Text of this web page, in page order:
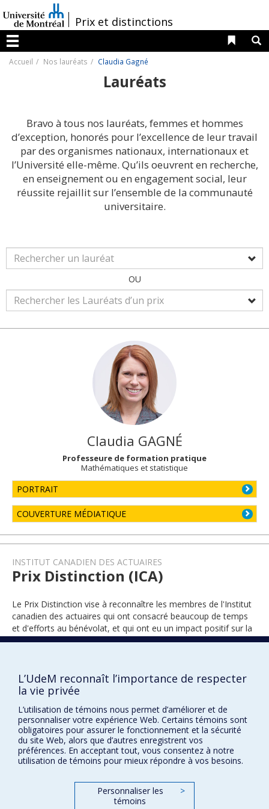
au
contenu
/Prix et distinctions
Menu
Liens
Accueil Nos lauréats Claudia Gagné
Lauréats
Bravo à tous nos lauréats, femmes et hommes
d’exception, honorés pour l’excellence de leur travail
par des organismes nationaux, internationaux et
l’Université elle-même. Qu’ils oeuvrent en recherche,
en enseignement ou en engagement social, leur
réussite rejaillit sur l’ensemble de la communauté
universitaire.
OU
Claudia GAGNÉ
Professeure de formation pratique
Mathématiques et statistique
PORTRAIT
COUVERTURE MÉDIATIQUE
INSTITUT CANADIEN DES ACTUAIRES
Prix Distinction (ICA)
Le Prix Distinction vise à reconnaître les membres de l'Institut
canadien des actuaires qui ont consacré beaucoup de temps
et d'efforts au bénévolat, et qui ont eu un impact positif sur la
pratique de l'actuariat au Canada
Prix et distinctions
L’UdeM reconnaît l’importance de respecter
la vie privée
L’utilisation de témoins nous permet d’améliorer et de
personnaliser votre expérience Web. Certains témoins sont
obligatoires pour assurer le fonctionnement et la sécurité
du site Web, alors que d’autres enregistrent vos
préférences. En acceptant tout, vous consentez à notre
utilisation de témoins pour mieux répondre à vos besoins.
Personnaliser les
témoins
>